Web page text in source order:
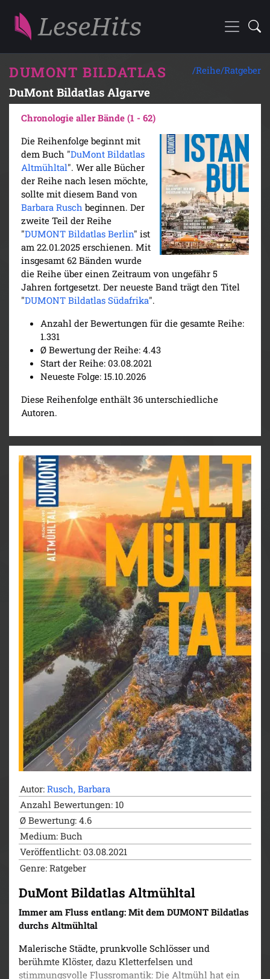
DUMONT BILDATLAS
DuMont Bildatlas Algarve
/Reihe/Ratgeber
Chronologie aller Bände (1 - 62)
Die Reihenfolge beginnt mit
dem Buch "DuMont Bildatlas
Altmühltal". Wer alle Bücher
der Reihe nach lesen möchte,
sollte mit diesem Band von
Barbara Rusch beginnen. Der
zweite Teil der Reihe
"DUMONT Bildatlas Berlin" ist
am 22.01.2025 erschienen. Mit
insgesamt 62 Bänden wurde
die Reihe über einen Zeitraum von ungefähr 5
Jahren fortgesetzt. Der neueste Band trägt den Titel
"DUMONT Bildatlas Südafrika".
Anzahl der Bewertungen für die gesamte Reihe:
1.331
Ø Bewertung der Reihe: 4.43
Start der Reihe: 03.08.2021
Neueste Folge: 15.10.2026
Diese Reihenfolge enthält 36 unterschiedliche
Autoren.
Autor: Rusch, Barbara
Anzahl Bewertungen: 10
Ø Bewertung: 4.6
Medium: Buch
Veröffentlicht: 03.08.2021
Genre: Ratgeber
DuMont Bildatlas Altmühltal
Immer am Fluss entlang: Mit dem DUMONT Bildatlas
durchs Altmühltal
Malerische Städte, prunkvolle Schlösser und
berühmte Klöster, dazu Kletterfelsen und
stimmungsvolle Flussromantik: Die Altmühl hat ein